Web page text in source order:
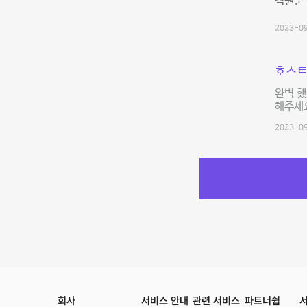
2023-
호스
완벽
해주
2023-
회사 서비스 안내 관련 서비스 파트너쉽